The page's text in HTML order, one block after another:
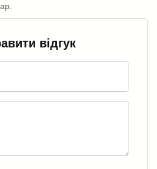
відгук